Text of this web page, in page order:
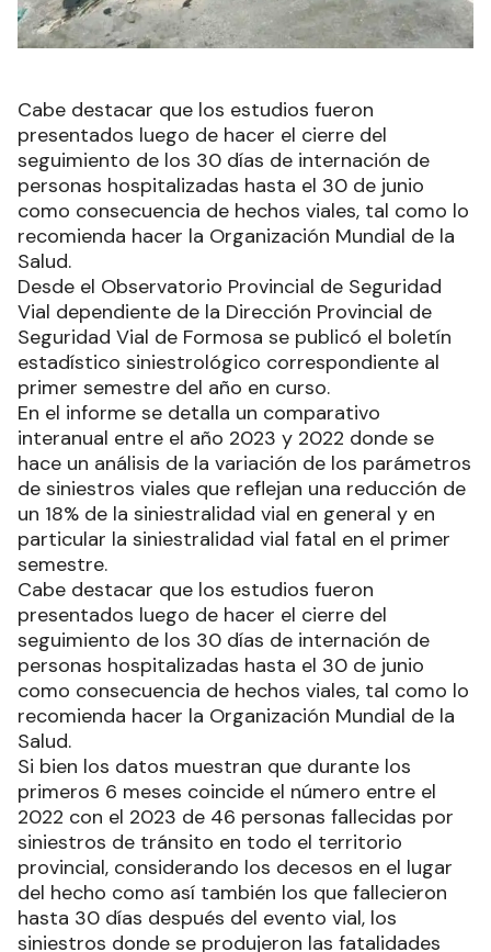
Cabe destacar que los estudios fueron
presentados luego de hacer el cierre del
seguimiento de los 30 días de internación de
personas hospitalizadas hasta el 30 de junio
como consecuencia de hechos viales, tal como lo
recomienda hacer la Organización Mundial de la
Salud.
Desde el Observatorio Provincial de Seguridad
Vial dependiente de la Dirección Provincial de
Seguridad Vial de Formosa se publicó el boletín
estadístico siniestrológico correspondiente al
primer semestre del año en curso.
En el informe se detalla un comparativo
interanual entre el año 2023 y 2022 donde se
hace un análisis de la variación de los parámetros
de siniestros viales que reflejan una reducción de
un 18% de la siniestralidad vial en general y en
particular la siniestralidad vial fatal en el primer
semestre.
Cabe destacar que los estudios fueron
presentados luego de hacer el cierre del
seguimiento de los 30 días de internación de
personas hospitalizadas hasta el 30 de junio
como consecuencia de hechos viales, tal como lo
recomienda hacer la Organización Mundial de la
Salud.
Si bien los datos muestran que durante los
primeros 6 meses coincide el número entre el
2022 con el 2023 de 46 personas fallecidas por
siniestros de tránsito en todo el territorio
provincial, considerando los decesos en el lugar
del hecho como así también los que fallecieron
hasta 30 días después del evento vial, los
siniestros donde se produjeron las fatalidades